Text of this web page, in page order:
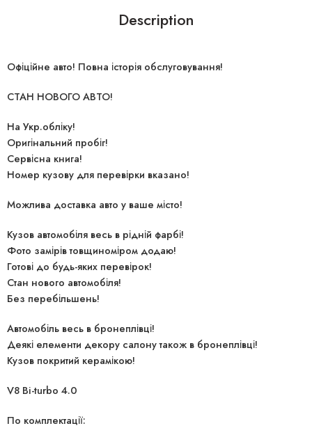
Description
Офіційне авто! Повна історія обслуговування!
СТАН НОВОГО АВТО!
На Укр.обліку!
Оригінальний пробіг!
Сервісна книга!
Номер кузову для перевірки вказано!
Можлива доставка авто у ваше місто!
Кузов автомобіля весь в рідній фарбі!
Фото замірів товщиноміром додаю!
Готові до будь-яких перевірок!
Стан нового автомобіля!
Без перебільшень!
Автомобіль весь в бронеплівці!
Деякі елементи декору салону також в бронеплівці!
Кузов покритий керамікою!
V8 Bi-turbo 4.0
По комплектації: